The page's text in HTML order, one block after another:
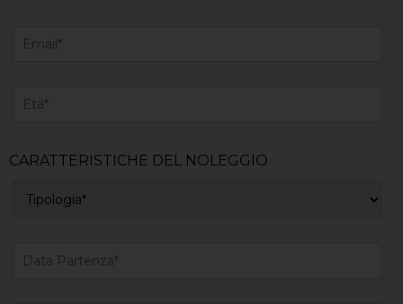
CARATTERISTICHE DEL NOLEGGIO